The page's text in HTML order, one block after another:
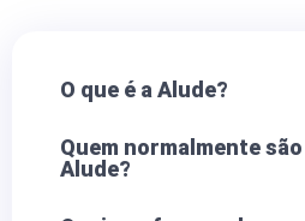
O que é a Alude?
Quem normalmente
Alude?